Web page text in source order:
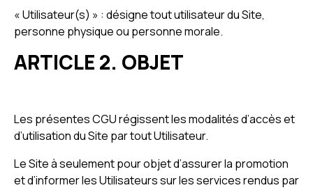
« Utilisateur(s) » : désigne tout utilisateur du Site,
personne physique ou personne morale.
ARTICLE 2. OBJET
Les présentes CGU régissent les modalités d’accès et
d’utilisation du Site par tout Utilisateur.
Le Site à seulement pour objet d’assurer la promotion
et d’informer les Utilisateurs sur les services rendus par